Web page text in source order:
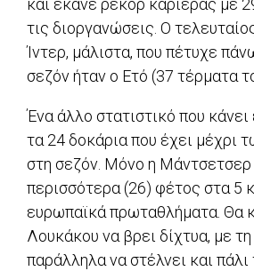
και έκανε ρεκόρ καριέρας με
τις διοργανώσεις. Ο
Ίντερ, μάλιστα, που πέτυχε
σεζόν ήταν ο Ετό (37 τέρματα
Ένα άλλο στατιστικό που κάνει
τα 24 δοκάρια που έχει μέχρι
στη σεζόν. Μόνο η Μάντσετσερ
περισσότερα (26) φέτος στα 5
ευρωπαϊκά πρωταθλήματα. Θα
Λουκάκου να βρει δίχτυα, με
παράλληλα να στέλνει και